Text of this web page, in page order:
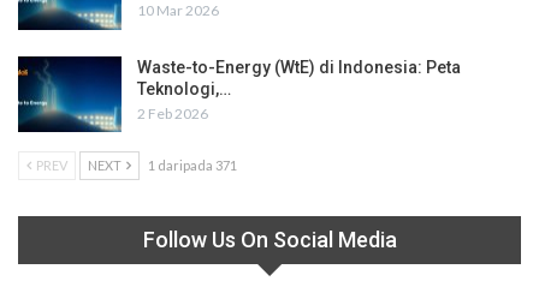
10 Mar 2026
Waste-to-Energy (WtE) di Indonesia: Peta
Teknologi,…
2 Feb 2026
PREV NEXT 1 daripada 371
Follow Us On Social Media